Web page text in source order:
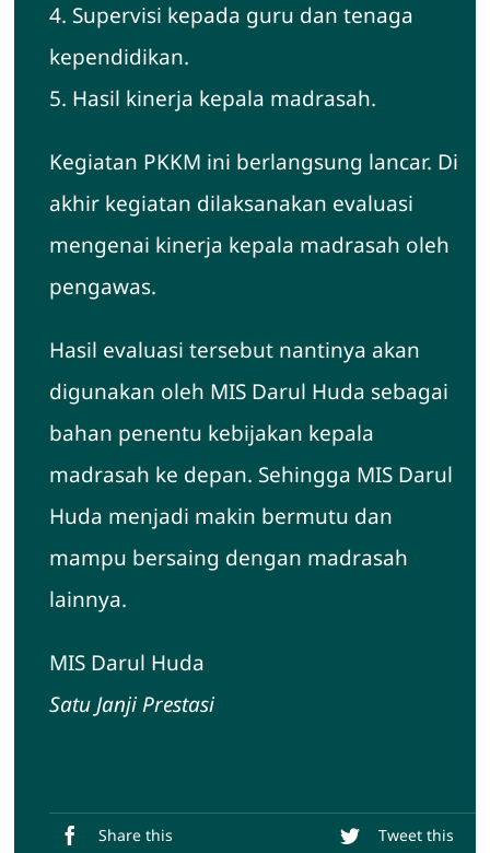
4. Supervisi kepada guru dan tenaga
kependidikan.
5. Hasil kinerja kepala madrasah.
Kegiatan PKKM ini berlangsung lancar. Di
akhir kegiatan dilaksanakan evaluasi
mengenai kinerja kepala madrasah oleh
pengawas.
Hasil evaluasi tersebut nantinya akan
digunakan oleh MIS Darul Huda sebagai
bahan penentu kebijakan kepala
madrasah ke depan. Sehingga MIS Darul
Huda menjadi makin bermutu dan
mampu bersaing dengan madrasah
lainnya.
MIS Darul Huda
Satu Janji Prestasi
Share this
Tweet this